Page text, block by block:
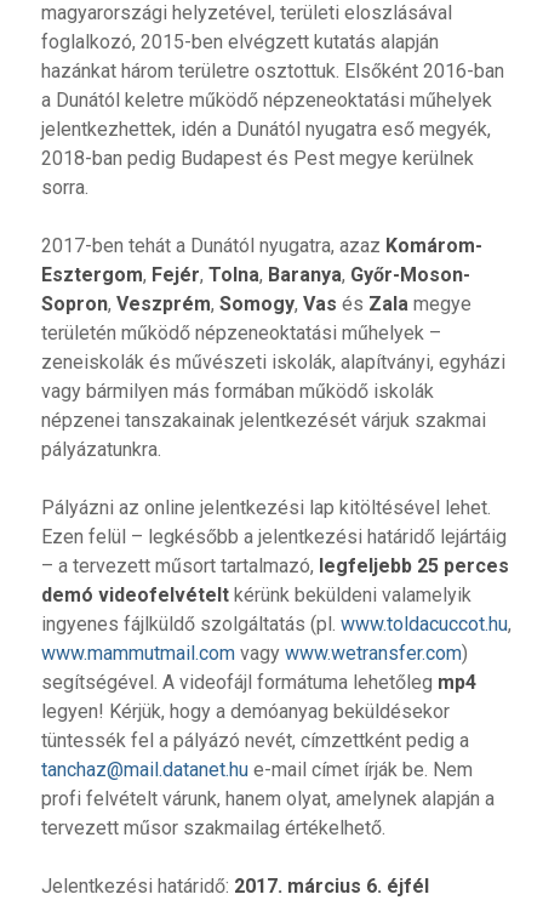
magyarországi helyzetével, területi eloszlásával
foglalkozó, 2015-ben elvégzett kutatás alapján
hazánkat három területre osztottuk. Elsőként 2016-ban
a Dunától keletre működő népzeneoktatási műhelyek
jelentkezhettek, idén a Dunától nyugatra eső megyék,
2018-ban pedig Budapest és Pest megye kerülnek
sorra.
2017-ben tehát a Dunától nyugatra, azaz Komárom-
Esztergom, Fejér, Tolna, Baranya, Győr-Moson-
Sopron, Veszprém, Somogy, Vas és Zalamegye
területén működő népzeneoktatási műhelyek –
zeneiskolák és művészeti iskolák, alapítványi, egyházi
vagy bármilyen más formában működő iskolák
népzenei tanszakainak jelentkezését várjuk szakmai
pályázatunkra.
Pályázni az online jelentkezési lap kitöltésével lehet.
Ezen felül – legkésőbb a jelentkezési határidő lejártáig
– a tervezett műsort tartalmazó, legfeljebb 25 perces
demó videofelvételtkérünk beküldeni valamelyik
ingyenes fájlküldő szolgáltatás (pl. www.toldacuccot.hu,
www.mammutmail.comvagy www.wetransfer.com)
segítségével. A videofájl formátuma lehetőleg mp4
legyen! Kérjük, hogy a demóanyag beküldésekor
tüntessék fel a pályázó nevét, címzettként pedig a
tanchaz@mail.datanet.hue-mail címet írják be. Nem
profi felvételt várunk, hanem olyat, amelynek alapján a
tervezett műsor szakmailag értékelhető.
Jelentkezési határidő: 2017. március 6. éjfél